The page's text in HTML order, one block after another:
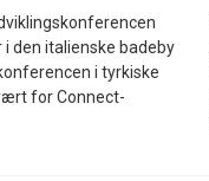
den italienske badeby
i tyrkiske
for Connect-